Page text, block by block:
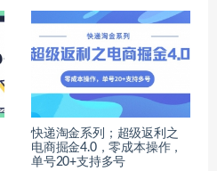
快递淘金系列；超级返利之
电商掘金4.0，零成本操作，
单号20+支持多号